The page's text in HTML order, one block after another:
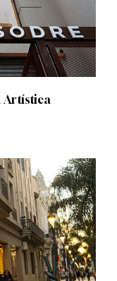
Artística